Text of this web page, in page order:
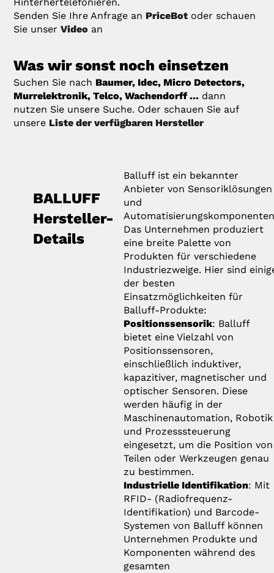
Senden Sie Ihre Anfrage an PriceBot oder schauen
Sie unserVideo an
Was wir sonst noch einsetzen
Suchen Sie nach Baumer, Idec, Micro Detectors,
Murrelektronik, Telco, Wachendorff ... dann
nutzen Sie unsere Suche. Oder schauen Sie auf
unsere Liste der verfügbaren Hersteller
BALLUFF
Hersteller-
Details
Balluff ist ein bekannter
Anbieter von Sensoriklösungen
und
Das Unternehmen produziert
eine breite Palette von
Produkten für verschiedene
Industriezweige. Hier sind
der besten
Einsatzmöglichkeiten für
Balluff-Produkte:
Positionssensorik: Balluff
bietet eine Vielzahl von
Positionssensoren,
einschließlich induktiver,
kapazitiver, magnetischer und
optischer Sensoren. Diese
werden häufig in der
Maschinenautomation, Robotik
und Prozesssteuerung
eingesetzt, um die Position von
Teilen oder Werkzeugen genau
zu bestimmen.
Industrielle Identifikation: Mit
RFID- (Radiofrequenz-
Identifikation) und Barcode-
Systemen von Balluff können
Unternehmen Produkte und
Komponenten während des
gesamten